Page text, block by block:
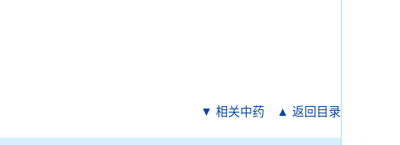
▼ 相关中药 ▲ 返回目录